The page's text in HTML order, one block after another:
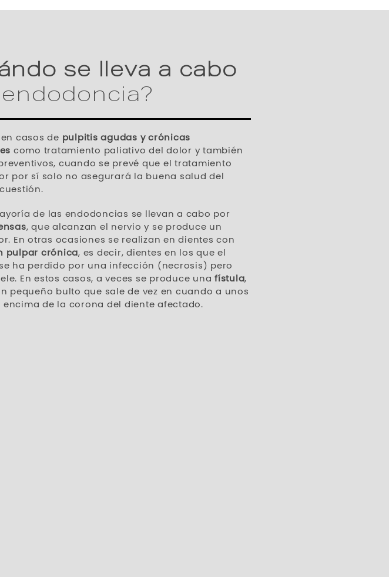
se lleva a cabo
casos de pulpitis agudas y crónicas
como tratamiento paliativo del dolor y también
cuando se prevé que el tratamiento
por sí solo no asegurará la buena salud del
de las endodoncias se llevan a cabo por
, que alcanzan el nervio y se produce un
En otras ocasiones se realizan en dientes con
pulpar crónica, es decir, dientes en los que el
ha perdido por una infección (necrosis) pero
En estos casos, a veces se produce unafístula,
pequeño bulto que sale de vez en cuando a unos
encima de la corona del diente afectado.